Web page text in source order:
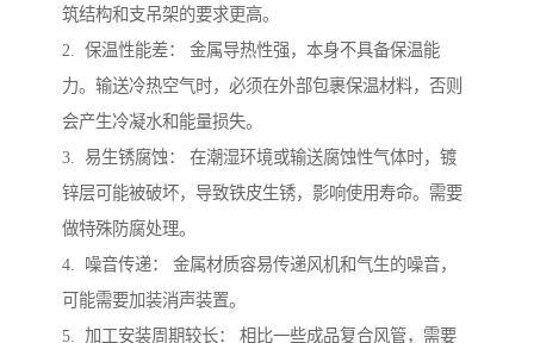
筑结构和支吊架的要求更高。
2. 保温性能差： 金属导热性强，本身不具备保温能
力。输送冷热空气时，必须在外部包裹保温材料，否则
会产生冷凝水和能量损失。
3. 易生锈腐蚀： 在潮湿环境或输送腐蚀性气体时，镀
锌层可能被破坏，导致铁皮生锈，影响使用寿命。需要
做特殊防腐处理。
4. 噪音传递： 金属材质容易传递风机和气生的噪音，
可能需要加装消声装置。
5. 加工安装周期较长： 相比一些成品复合风管，需要